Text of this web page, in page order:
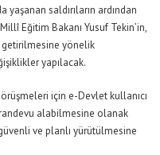
saldırıların ardından
Eğitim Bakanı Yusuf Tekin’in,
getirilmesine yönelik
yapılacak.
için e-Devlet kullanıcı
alabilmesine olanak
ve planlı yürütülmesine